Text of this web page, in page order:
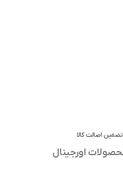
تضمین اصالت کالا